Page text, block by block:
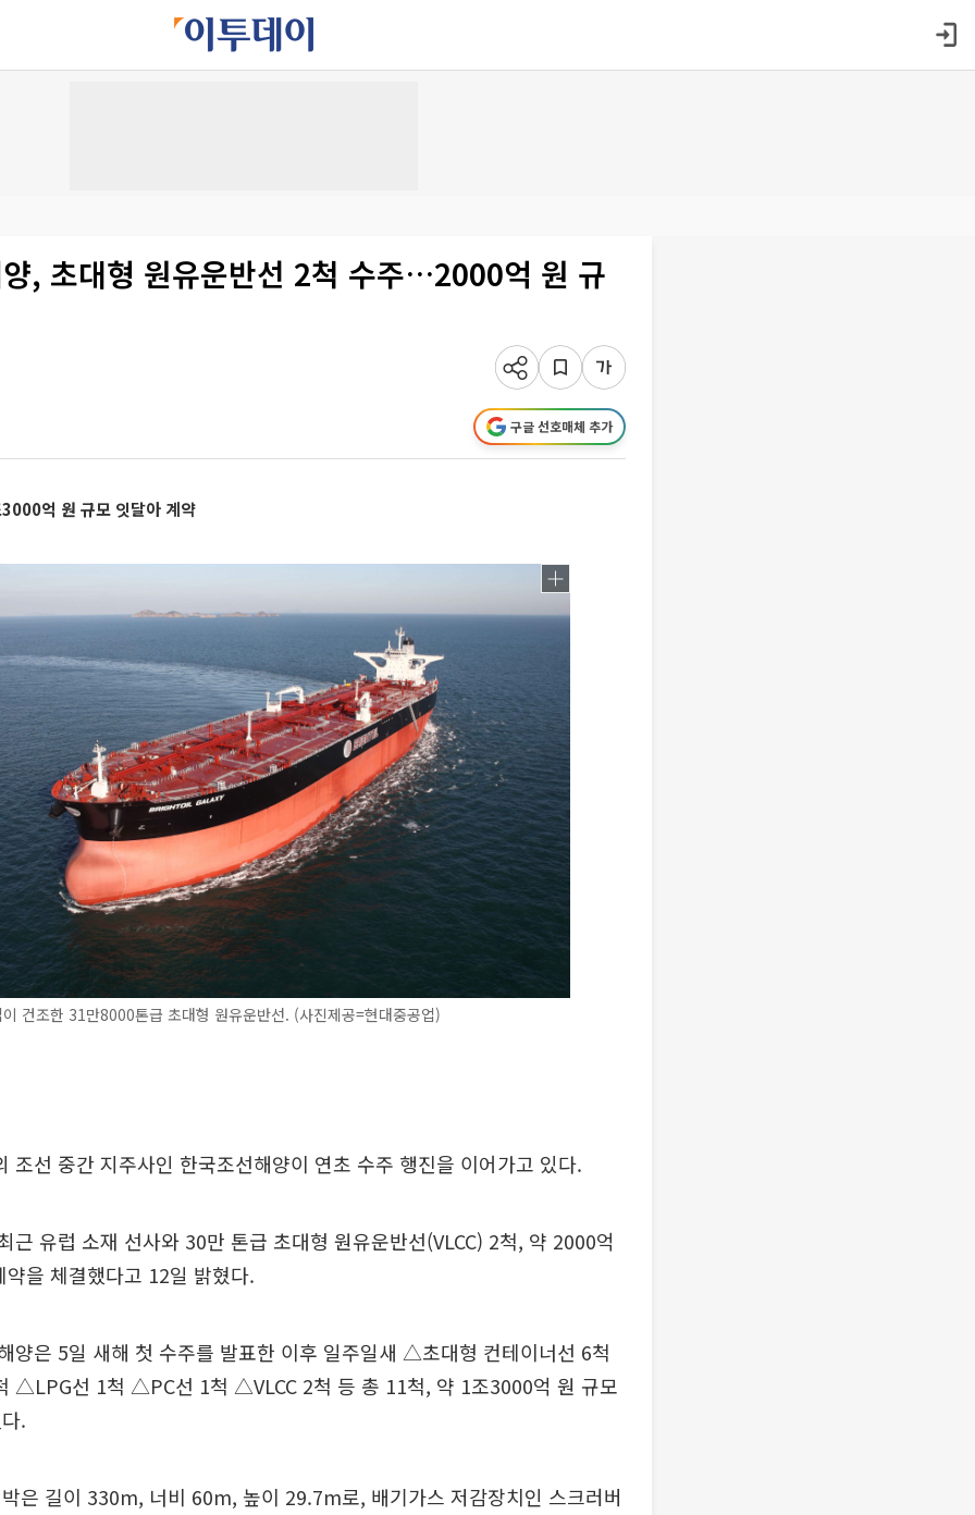
, 초대형 원유운반선 2척 수주…2000억 원 규
구글 선호매체 추가
억 원 규모 잇달아 계약
건조한 31만8000톤급 초대형 원유운반선. (사진제공=현대중공업)
조선 중간 지주사인 한국조선해양이 연초 수주 행진을 이어가고 있다.
근 유럽 소재 선사와 30만 톤급 초대형 원유운반선(VLCC) 2척, 약 2000억
을 체결했다고 12일 밝혔다.
양은 5일 새해 첫 수주를 발표한 이후 일주일새 △초대형 컨테이너선 6척
△LPG선 1척 △PC선 1척 △VLCC 2척 등 총 11척, 약 1조3000억 원 규모
.
은 길이 330m, 너비 60m, 높이 29.7m로, 배기가스 저감장치인 스크러버